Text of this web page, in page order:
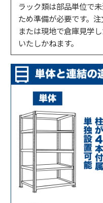
ラック類は部品単位で
ため準備が必要です。注
または現地で倉庫見学
いたしかねます。